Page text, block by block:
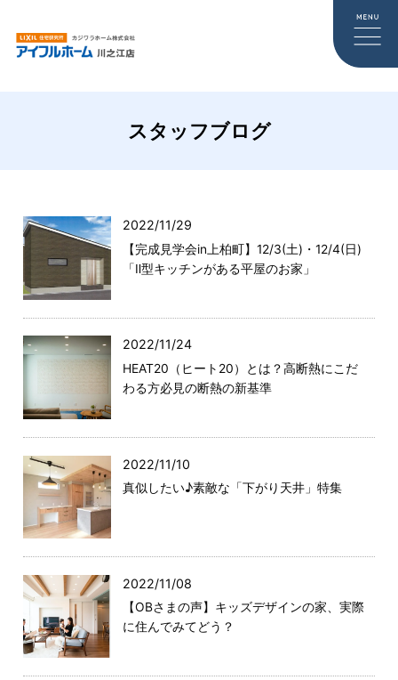
スタッフブログ
2022/11/29
【完成見学会in上柏町】12/3(土)・12/4(日)
「Ⅱ型キッチンがある平屋のお家」
2022/11/24
HEAT20（ヒート20）とは？高断熱にこだ
わる方必見の断熱の新基準
2022/11/10
真似したい♪素敵な「下がり天井」特集
2022/11/08
【OBさまの声】キッズデザインの家、実際
に住んでみてどう？